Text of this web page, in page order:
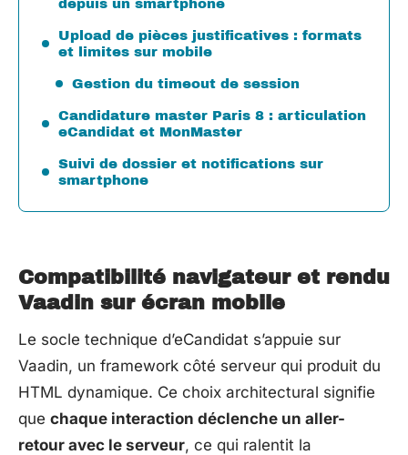
depuis un smartphone
Upload de pièces justificatives : formats
et limites sur mobile
Gestion du timeout de session
Candidature master Paris 8 : articulation
eCandidat et MonMaster
Suivi de dossier et notifications sur
smartphone
Compatibilité navigateur et rendu
Vaadin sur écran mobile
Le socle technique d’eCandidat s’appuie sur
Vaadin, un framework côté serveur qui produit du
HTML dynamique. Ce choix architectural signifie
que chaque interaction déclenche un aller-
retour avec le serveur, ce qui ralentit la